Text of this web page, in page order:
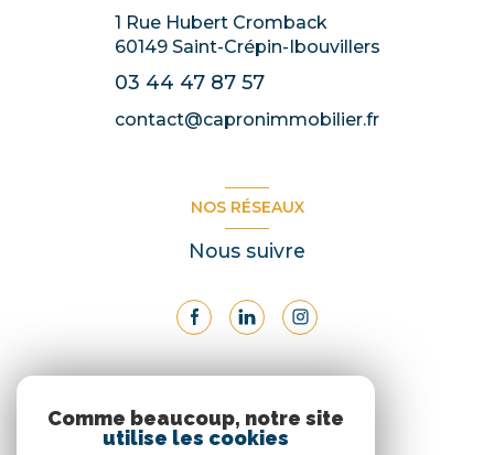
1 Rue Hubert Cromback
60149 Saint-Crépin-Ibouvillers
03 44 47 87 57
contact@capronimmobilier.fr
NOS RÉSEAUX
Nous suivre
Nous adhérons
Comme beaucoup, notre site
utilise les cookies